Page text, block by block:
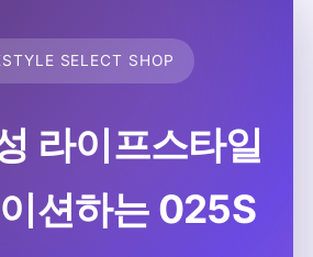
SELECT SHOP
라이프스타일
션하는 025S